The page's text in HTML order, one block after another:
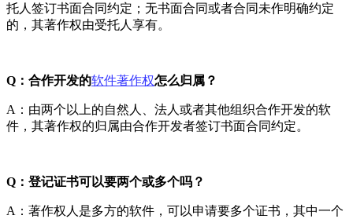
托人签订书面合同约定；无书面合同或者合同未作明确约定
的，其著作权由受托人享有。
Q：合作开发的软件著作权怎么归属？
A：由两个以上的自然人、法人或者其他组织合作开发的软
件，其著作权的归属由合作开发者签订书面合同约定。
Q：登记证书可以要两个或多个吗？
A：著作权人是多方的软件，可以申请要多个证书，其中一个